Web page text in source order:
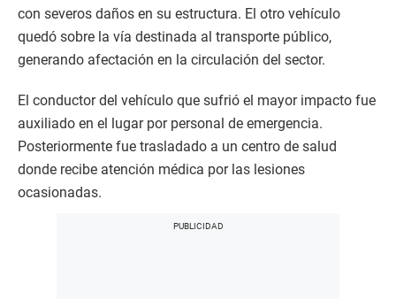
con severos daños en su estructura. El otro vehículo
quedó sobre la vía destinada al transporte público,
generando afectación en la circulación del sector.
El conductor del vehículo que sufrió el mayor impacto fue
auxiliado en el lugar por personal de emergencia.
Posteriormente fue trasladado a un centro de salud
donde recibe atención médica por las lesiones
ocasionadas.